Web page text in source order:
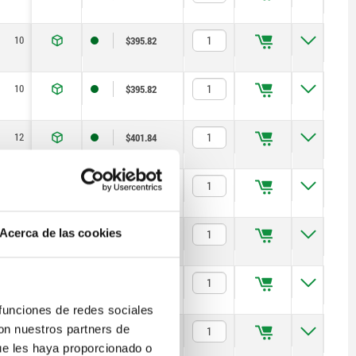
Acerca de las cookies
de redes sociales
nuestros partners de
les haya proporcionado o
10 $395.82
10 $395.82
12 $401.84
1,8$401.84
12 19 2,3
16 24 2,3 $482.20